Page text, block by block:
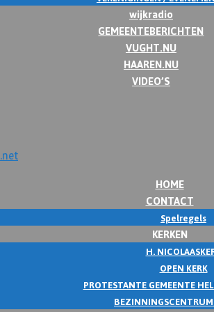
wijkradio
GEMEENTEBERICHTEN
VUGHT.NU
HAAREN.NU
VIDEO’S
HOME
CONTACT
Spelregels
KERKEN
H.
OPEN KERK
PROTESTANTE GEMEENTE